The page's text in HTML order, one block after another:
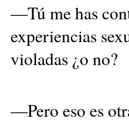
—Tú me has
experiencias
violadas ¿o no?
—Pero eso es